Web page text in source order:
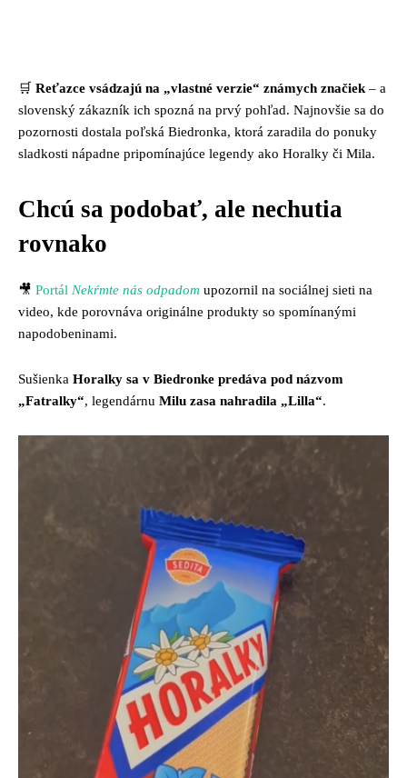
🛒 Reťazce vsádzajú na „vlastné verzie“ známych značiek – a
slovenský zákazník ich spozná na prvý pohľad. Najnovšie sa do
pozornosti dostala poľská Biedronka, ktorá zaradila do ponuky
sladkosti nápadne pripomínajúce legendy ako Horalky či Mila.
Chcú sa podobať, ale nechutia
rovnako
🎥 Portál Nekŕmte nás odpadom upozornil na sociálnej sieti na
video, kde porovnáva originálne produkty so spomínanými
napodobeninami.
Sušienka Horalky sa v Biedronke predáva pod názvom
„Fatralky“, legendárnu Milu zasa nahradila „Lilla“.